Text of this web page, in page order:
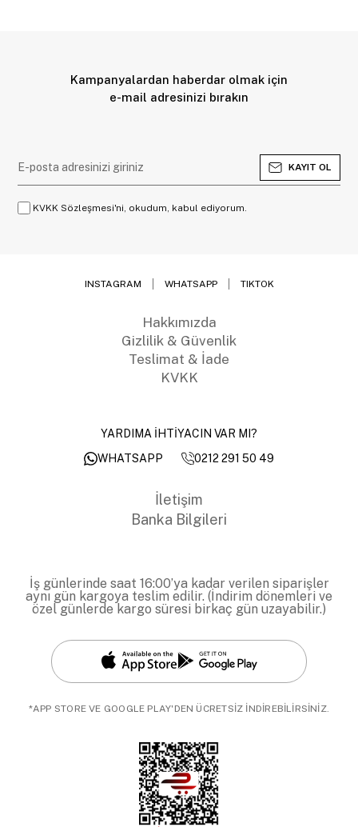
Kampanyalardan haberdar olmak için
e-mail adresinizi bırakın
KAYIT OL
KVKK Sözleşmesi'ni, okudum, kabul ediyorum.
INSTAGRAM WHATSAPP TIKTOK
Hakkımızda
Gizlilik & Güvenlik
Teslimat & İade
KVKK
YARDIMA İHTİYACIN VAR MI?
WHATSAPP
0212 291 50 49
İletişim
Banka Bilgileri
İş günlerinde saat 16:00’ya kadar verilen siparişler
aynı gün kargoya teslim edilir. (İndirim dönemleri ve
özel günlerde kargo süresi birkaç gün uzayabilir.)
*APP STORE VE GOOGLE PLAY'DEN ÜCRETSİZ İNDİREBİLİRSİNİZ.